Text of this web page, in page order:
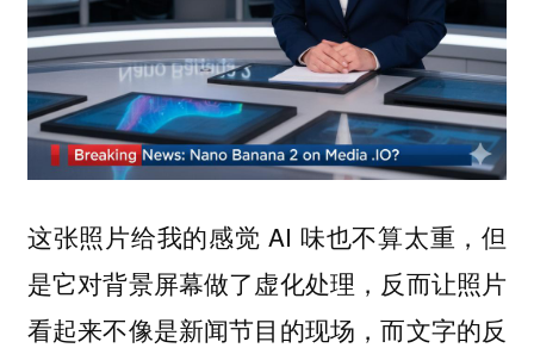
这张照片给我的感觉 AI 味也不算太重，但
是它对背景屏幕做了虚化处理，反而让照片
看起来不像是新闻节目的现场，而文字的反